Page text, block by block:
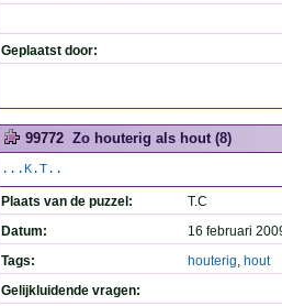
Geplaatst door:
99772 Zo houterig als hout (8)
...K.T..
Plaats van de puzzel:
T.C
Datum:
16 februari
Tags:
houterig, hout
Gelijkluidende vragen: